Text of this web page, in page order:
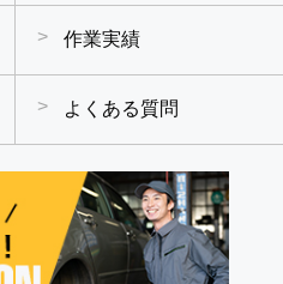
作業実績
よくある質問